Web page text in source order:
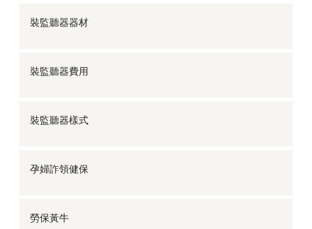
裝監聽器器材
裝監聽器費用
裝監聽器樣式
孕婦詐領健保
勞保黃牛